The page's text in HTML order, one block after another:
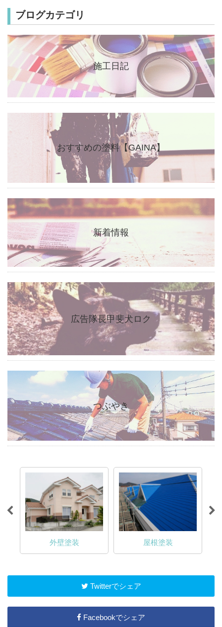
ブログカテゴリ
施工日記
おすすめの塗料【GAINA】
新着情報
広告隊長甲斐犬ロク
つぶやき
外壁塗装 屋根塗装
Twitterでシェア
Facebookでシェア